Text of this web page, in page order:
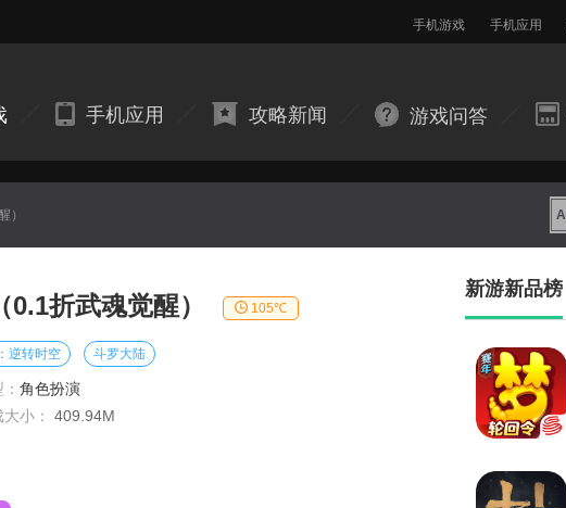
手机游戏 手机应用
手机应用 攻略新闻 游戏问答
）
折武魂觉醒） 105℃
逆转时空 斗罗大陆
角色扮演
小：
409.94M
新游新品榜